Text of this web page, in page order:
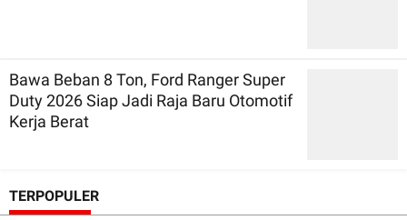
Bawa Beban 8 Ton, Ford Ranger Super
Duty 2026 Siap Jadi Raja Baru Otomotif
Kerja Berat
TERPOPULER